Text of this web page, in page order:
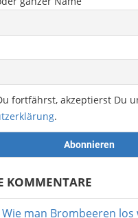
fortfährst, akzeptierst Du
.
KOMMENTARE
Wie man Brombeeren